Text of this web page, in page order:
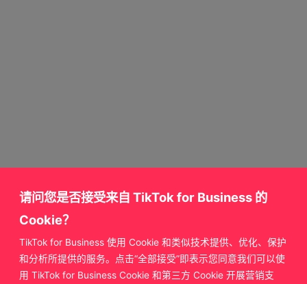
获取更多来自
请问您是否接受来自 TikTok for Business 的
Cookie？
TikTok for Business 使用 Cookie 和类似技术提供、优化、保护
和分析所提供的服务。点击“全部接受”即表示您同意我们可以使
用 TikTok for Business Cookie 和第三方 Cookie 开展营销支